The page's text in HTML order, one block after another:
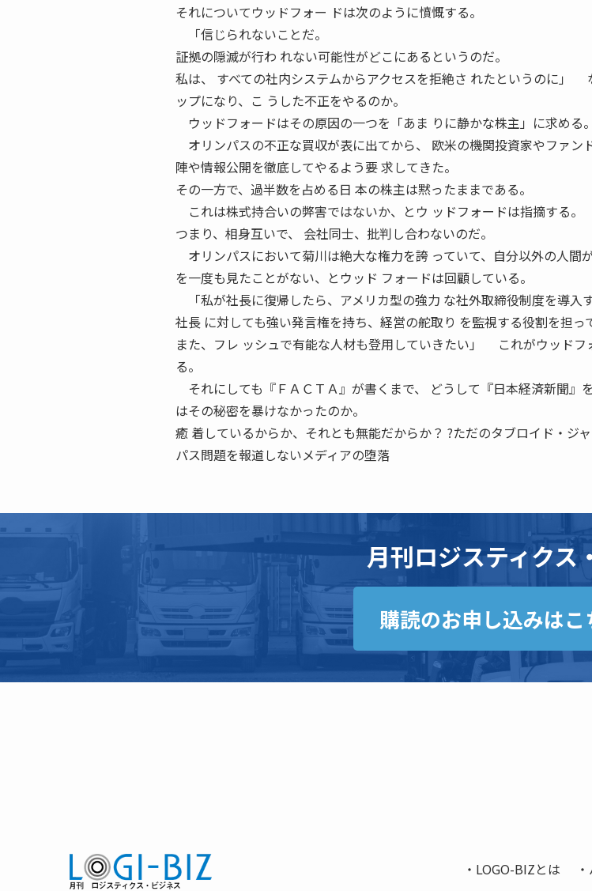
それについてウッドフォー ドは次のように憤慨する。
「信じられないことだ。
証拠の隠滅が行わ れない可能性がどこにあるというのだ。
私は、 すべての社内システムからアクセスを拒絶さ れたというのに」
ップになり、こ うした不正をやるのか。
ウッドフォードはその原因の一つを「あま りに静かな株主」に求める。
オリンパスの不正な買収が表に出てから、 欧米の機関投資家やファン
陣や情報公開を徹底してやるよう要 求してきた。
その一方で、過半数を占める日 本の株主は黙ったままである。
これは株式持合いの弊害ではないか、とウ ッドフォードは指摘する。
つまり、相身互いで、 会社同士、批判し合わないのだ。
オリンパスにおいて菊川は絶大な権力を誇 っていて、自分以外の人間
を一度も見たことがない、とウッド フォードは回顧している。
「私が社長に復帰したら、アメリカ型の強力 な社外取締役制度を導入
社長 に対しても強い発言権を持ち、経営の舵取り を監視する役割を担っ
また、フレ ッシュで有能な人材も登用していきたい」 これがウッドフ
る。
それにしても『ＦＡＣＴＡ』が書くまで、 どうして『日本経済新聞』
はその秘密を暴けなかったのか。
癒 着しているからか、それとも無能だからか？ ?ただのタブロイド・ジ
パス問題を報道しないメディアの堕落
月刊ロジスティクス
購読のお申し込みはこ
LOGO-BIZとは